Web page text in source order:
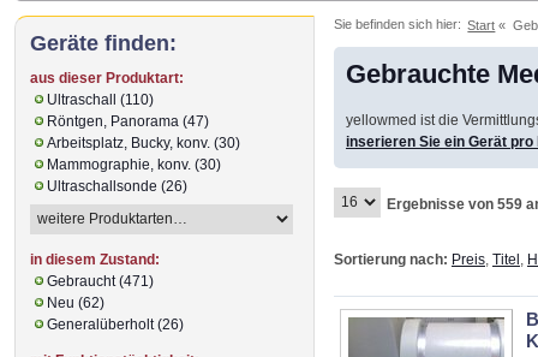
Sie befinden sich hier: Start
Gebrauchte
yellowmed ist die
inserieren Sie ein Gerät
Ergebnisse von 559
Sortierung nach: Preis Titel
Geräte finden:
aus dieser Produktart:
Ultraschall (110)
Röntgen, Panorama (47)
Arbeitsplatz, Bucky, konv. (30)
Mammographie, konv. (30)
Ultraschallsonde (26)
in diesem Zustand:
Gebraucht (471)
Neu (62)
Generalüberholt (26)